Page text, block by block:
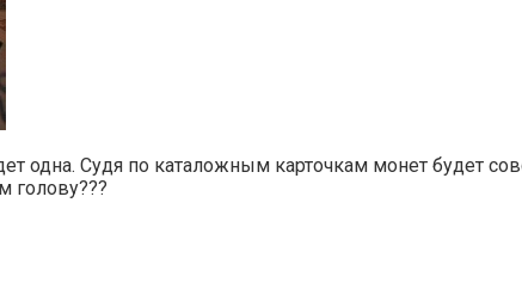
одна. Судя по каталожным карточкам монет будет
голову???